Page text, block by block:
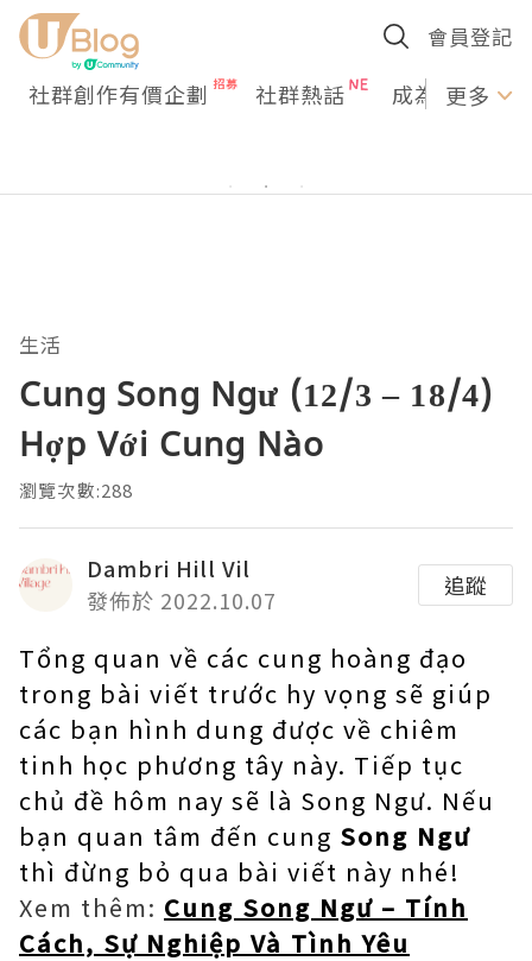
會員登記
社群創作有價企劃 社群熱話 成為U更多
生活
Cung Song Ngư (12/3 – 18/4)
Hợp Với Cung Nào
瀏覽次數:288
Dambri Hill Vil
發佈於 2022.10.07
追蹤
Tổng quan về các cung hoàng đạo
trong bài viết trước hy vọng sẽ giúp
các bạn hình dung được về chiêm
tinh học phương tây này. Tiếp tục
chủ đề hôm nay sẽ là Song Ngư. Nếu
bạn quan tâm đến cung Song Ngư
thì đừng bỏ qua bài viết này nhé!
Xem thêm: Cung Song Ngư – Tính
Cách, Sự Nghiệp Và Tình Yêu